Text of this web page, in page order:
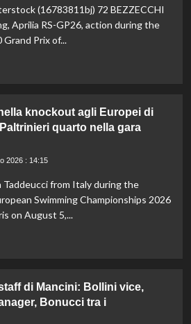
(16783811bj) 72 BEZZECCHI
Aprilia RS-GP26, action during the
Grand Prix of...
knockout agli Europei di
quarto nella gara
2026 : 14:15
Taddeucci from Italy during the
Swimming Championships 2026
on August 5,...
di Mancini: Bollini vice,
Bonucci tra i